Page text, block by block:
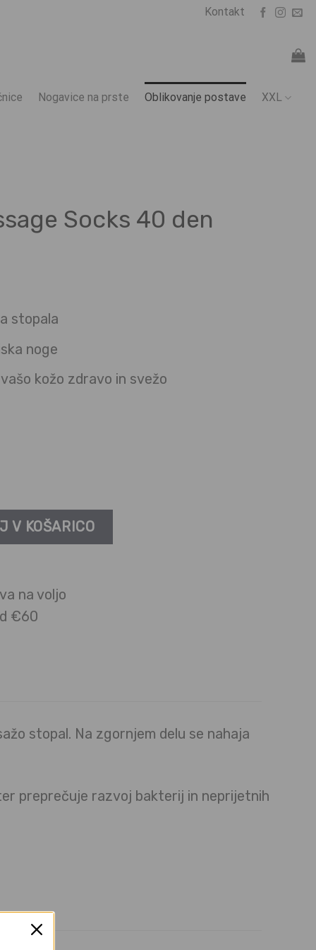
Kontakt
Nogavice na prste Oblikovanje postave XXL
Socks 40 den
stopala
noge
kožo zdravo in svežo
40 den količina
V KOŠARICO
na voljo
€60
stopal. Na zgornjem delu se nahaja
preprečuje razvoj bakterij in neprijetnih